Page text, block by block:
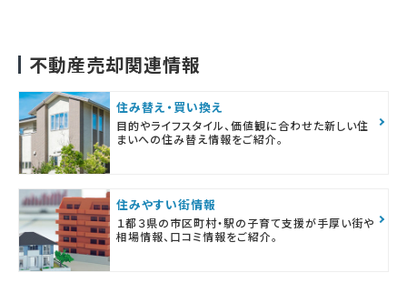
不動産売却関連情報
住み替え・買い換え
目的やライフスタイル、価値観に合わせた新しい住
まいへの住み替え情報をご紹介。
住みやすい街情報
１都３県の市区町村・駅の子育て支援が手厚い街や
相場情報、口コミ情報をご紹介。